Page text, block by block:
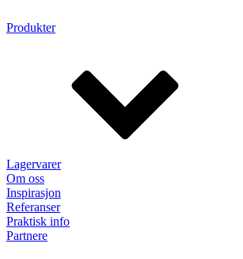
Produkter
Lagervarer
Om oss
Inspirasjon
Referanser
Praktisk info
Partnere